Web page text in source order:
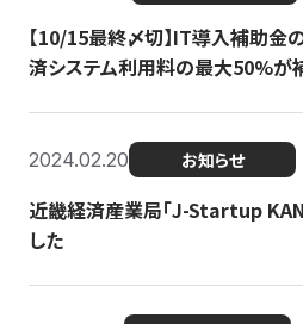
【10/15最終〆切】IT導入補助金
済システム利用料の最大50%が
2024.02.20 お知らせ
近畿経済産業局「J-Startup
した